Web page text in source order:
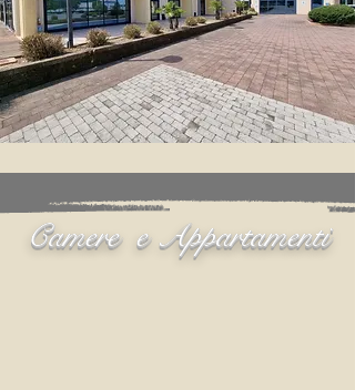
Camere e Appartamenti